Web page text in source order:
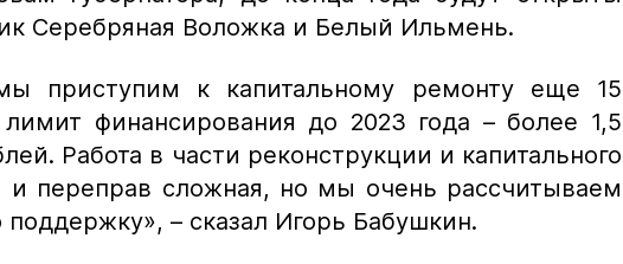
Серебряная Воложка и Белый Ильмень.
приступим к капитальному ремонту еще 15
финансирования до 2023 года – более 1,5
Работа в части реконструкции и капитального
и переправ сложная, но мы очень рассчитываем
поддержку», – сказал Игорь Бабушкин.